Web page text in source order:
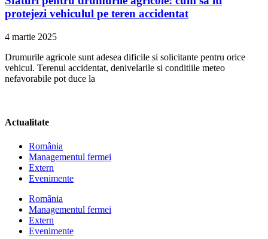
protejezi vehiculul pe teren accidentat
4 martie 2025
Drumurile agricole sunt adesea dificile si solicitante pentru orice
vehicul. Terenul accidentat, denivelarile si conditiile meteo
nefavorabile pot duce la
Actualitate
România
Managementul fermei
Extern
Evenimente
România
Managementul fermei
Extern
Evenimente